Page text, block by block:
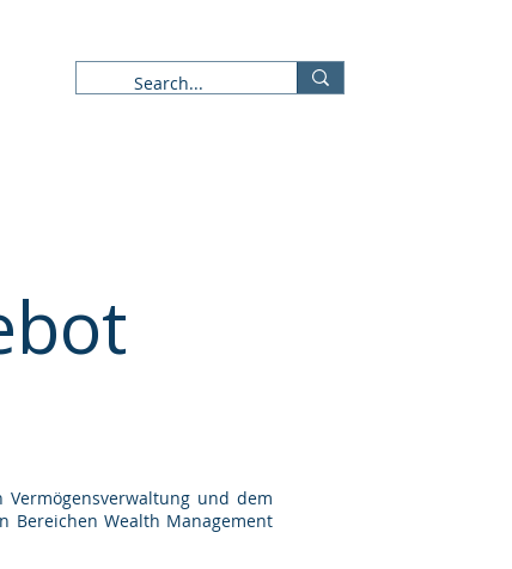
und dem
Bereichen Wealth Management